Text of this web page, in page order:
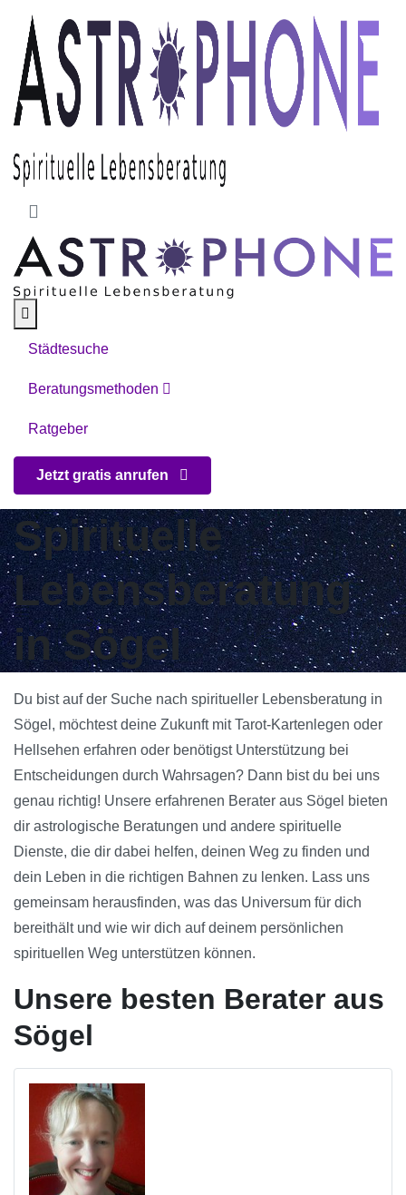
Skip to main content
Städtesuche
Beratungsmethoden
Ratgeber
Jetzt gratis anrufen
Spirituelle
Lebensberatung
in Sögel
Du bist auf der Suche nach spiritueller Lebensberatung in
Sögel, möchtest deine Zukunft mit Tarot-Kartenlegen oder
Hellsehen erfahren oder benötigst Unterstützung bei
Entscheidungen durch Wahrsagen? Dann bist du bei uns
genau richtig! Unsere erfahrenen Berater aus Sögel bieten
dir astrologische Beratungen und andere spirituelle
Dienste, die dir dabei helfen, deinen Weg zu finden und
dein Leben in die richtigen Bahnen zu lenken. Lass uns
gemeinsam herausfinden, was das Universum für dich
bereithält und wie wir dich auf deinem persönlichen
spirituellen Weg unterstützen können.
Unsere besten Berater aus
Sögel